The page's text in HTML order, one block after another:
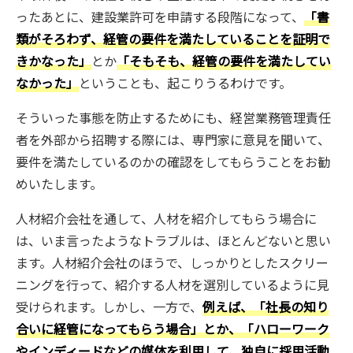
ったあとに、建設業許可を申請する段階になって、 「書
類がそろわず、経管の要件を満たしていることを証明で
きかなった」とか「そもそも、経管の要件を満たしてい
なかった」ということも、起こりうるわけです。
そういった事態を防止するためにも、経営業務管理責任
者を外部から招聘する際には、専門家に意見を聞いて、
要件を満たしているのかの確認をしてもらうことをお勧
めいたします。
人材紹介会社を通して、人材を紹介してもらう場合に
は、いま言ったようなトラブルは、ほとんどないと思い
ます。人材紹介会社のほうで、しっかりとしたスクリー
ニングを行って、紹介する人材を選別しているように見
受けられます。しかし、一方で、 例えば、「社長の知り
合いに経管になってもらう場合」とか、「ハローワーク